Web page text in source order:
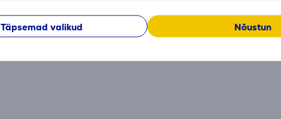
Täpsemad valikud Nõustun